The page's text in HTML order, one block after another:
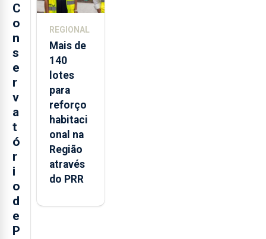
C
o
n
s
e
r
v
a
t
ó
r
i
o
d
e
P
REGIONAL
Mais de
140
lotes
para
reforço
habitaci
onal na
Região
através
do PRR